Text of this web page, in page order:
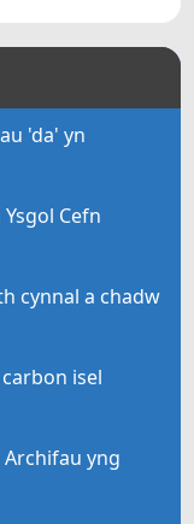
'da' yn
Cefn
cynnal a chadw
isel
yng